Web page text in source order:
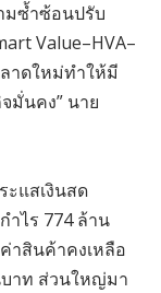
มซ้ำซ้อนปรับ
Value–HVA–
าดใหม่ทำให้มี
มั่นคง” นาย
ะแสเงินสด
ำไร 774 ล้าน
าสินค้าคงเหลือ
บาท ส่วนใหญ่มา